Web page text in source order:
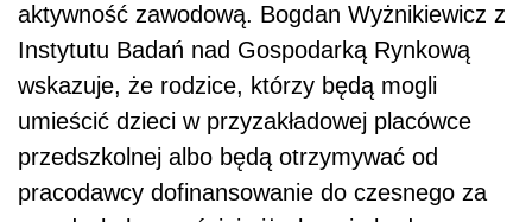
aktywność zawodową. Bogdan Wyżnikiewicz z
Instytutu Badań nad Gospodarką Rynkową
wskazuje, że rodzice, którzy będą mogli
umieścić dzieci w przyzakładowej placówce
przedszkolnej albo będą otrzymywać od
pracodawcy dofinansowanie do czesnego za